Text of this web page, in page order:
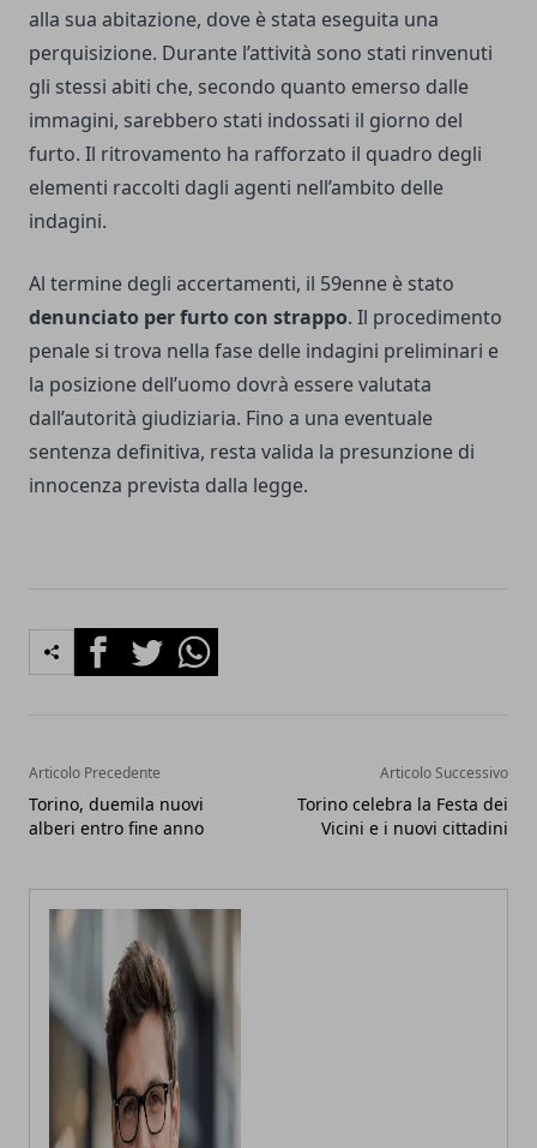
alla sua abitazione, dove è stata eseguita una
perquisizione. Durante l’attività sono stati rinvenuti
gli stessi abiti che, secondo quanto emerso dalle
immagini, sarebbero stati indossati il giorno del
furto. Il ritrovamento ha rafforzato il quadro degli
elementi raccolti dagli agenti nell’ambito delle
indagini.
Al termine degli accertamenti, il 59enne è stato
denunciato per furto con strappo. Il procedimento
penale si trova nella fase delle indagini preliminari e
la posizione dell’uomo dovrà essere valutata
dall’autorità giudiziaria. Fino a una eventuale
sentenza definitiva, resta valida la presunzione di
innocenza prevista dalla legge.
FacebookTwitterWhatsapp
Articolo Precedente
Torino, duemila nuovi
alberi entro fine anno
Articolo Successivo
Torino celebra la Festa dei
Vicini e i nuovi cittadini